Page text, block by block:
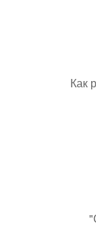
Как